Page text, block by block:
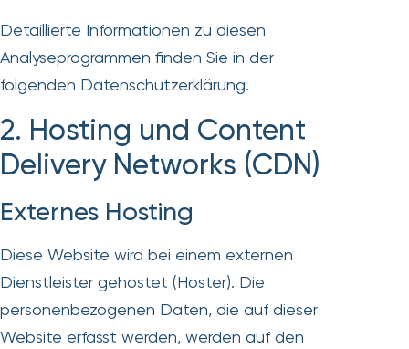
Detaillierte Informationen zu diesen
Analyseprogrammen finden Sie in der
folgenden Datenschutzerklärung.
2. Hosting und Content
Delivery Networks (CDN)
Externes Hosting
Diese Website wird bei einem externen
Dienstleister gehostet (Hoster). Die
personenbezogenen Daten, die auf dieser
Website erfasst werden, werden auf den